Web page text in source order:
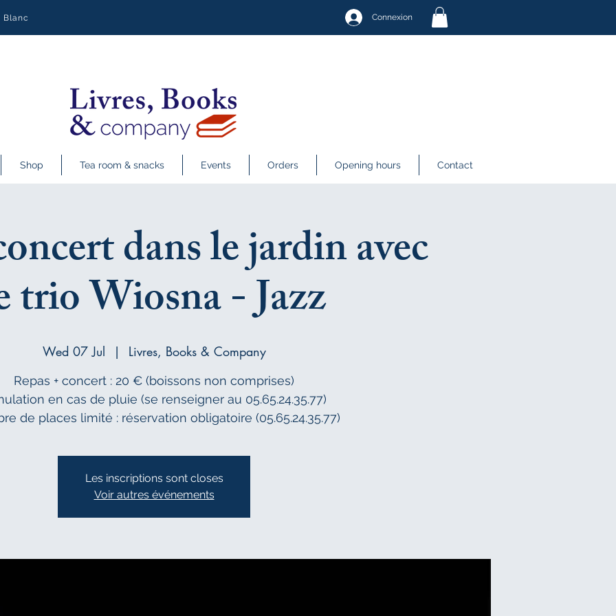
Connexion
Shop Tea room & snacks Events Orders Opening hours Contact
dans le jardin avec
trio Wiosna - Jazz
Wed 07 Jul
  |
Livres, Books & Company
Repas + concert : 20 € (boissons non comprises)
en cas de pluie (se renseigner au 05.65.24.35.77)
de places limité : réservation obligatoire (05.65.24.35.77)
Les inscriptions sont closes
Voir autres événements